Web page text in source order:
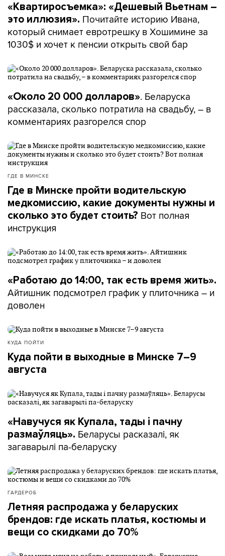
«Квартиросъемка»: «Дешевый Вьетнам –
это иллюзия». Почитайте историю Ивана,
который снимает евротрешку в Хошимине за
1030$ и хочет к пенсии открыть свой бар
«Около 20 000 долларов». Беларуска
рассказала, сколько потратила на свадьбу, – в
комментариях разгорелся спор
ГДЕ В МИНСКЕ
Где в Минске пройти водительскую
медкомиссию, какие документы нужны и
сколько это будет стоить? Вот полная
инструкция
«Работаю до 14:00, так есть время жить».
Айтишник подсмотрел график у плиточника – и
доволен
КУДА ПОЙТИ
Куда пойти в выходные в Минске 7–9
августа
«Навучуся як Купала, тады і пачну
размаўляць». Беларусы расказалі, як
загаварылі па-беларуску
ГАРДЕРОБ
Летняя распродажа у беларуских
брендов: где искать платья, костюмы и
вещи со скидками до 70%